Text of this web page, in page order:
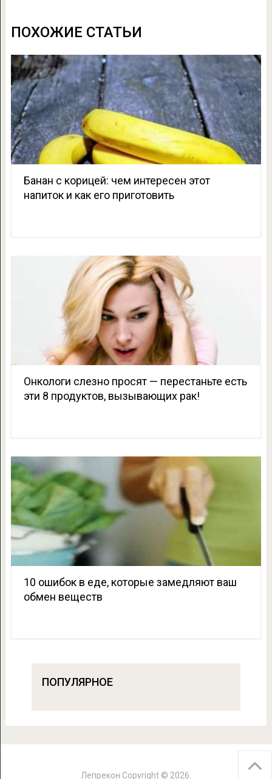
ПОХОЖИЕ СТАТЬИ
Банан с корицей: чем интересен этот
напиток и как его приготовить
Онкологи слезно просят — перестаньте есть
эти 8 продуктов, вызывающих рак!
10 ошибок в еде, которые замедляют ваш
обмен веществ
ПОПУЛЯРНОЕ
Лепрекон Copyright © 2026.